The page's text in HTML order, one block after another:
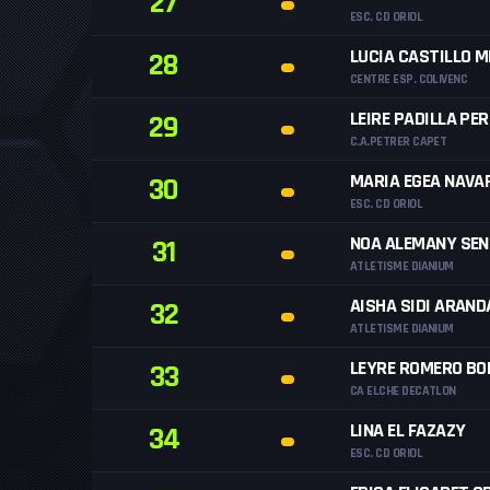
ESC. CD ORIOL
28 LUCIA CASTILLO
CENTRE ESP. COLIVENC
29 LEIRE PADILLA
C.A.PETRER CAPET
30 MARIA EGEA
ESC. CD ORIOL
31 NOA ALEMANY
ATLETISME DIANIUM
32 AISHA SIDI
ATLETISME DIANIUM
33 LEYRE ROMERO
CA ELCHE DECATLON
34 LINA EL FAZAZY
ESC. CD ORIOL